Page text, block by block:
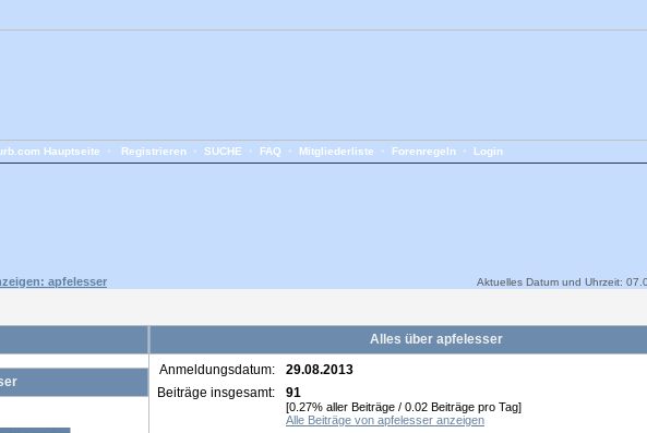
Hauptseite Registrieren• SUCHE FAQ Mitgliederliste Forenregeln• Login
apfelesser Aktuelles Datum und Uhrzeit:
Alles über apfelesser
Anmeldungsdatum:
29.08.2013
Beiträge insgesamt:
91
[0.27% aller Beiträge / 0.02 Beiträge pro Tag]
Alle Beiträge von apfelesser anzeigen